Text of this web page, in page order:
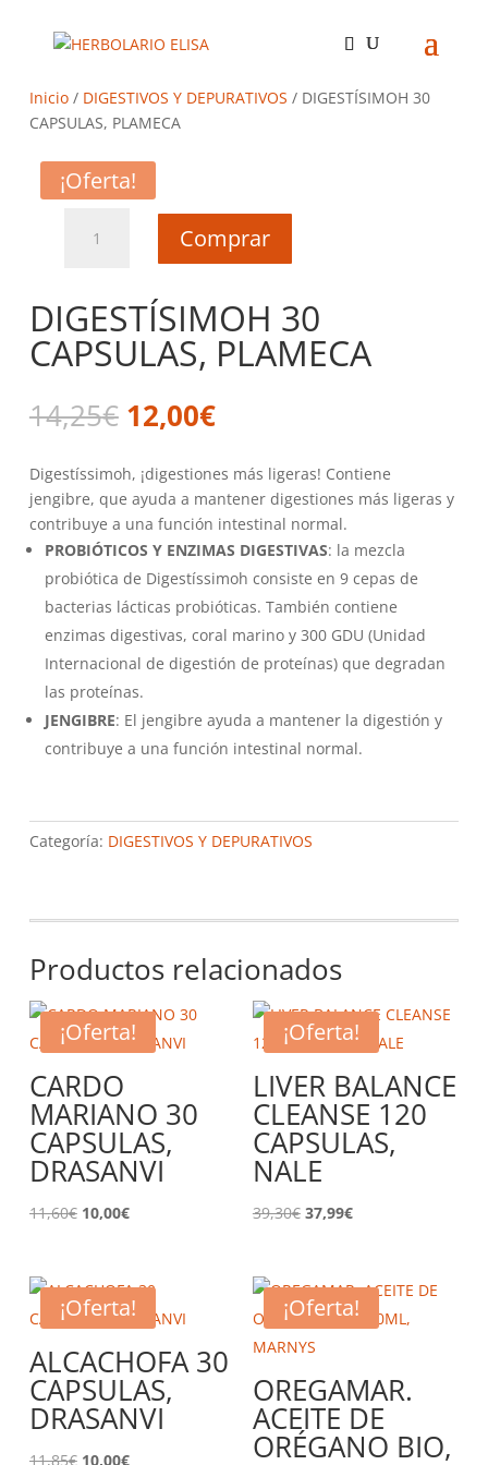
Inicio/ DIGESTIVOS Y DEPURATIVOS / DIGESTÍSIMOH 30
CAPSULAS, PLAMECA
¡Oferta!
DIGESTÍSIMOH
cantidad
Comprar
DIGESTÍSIMOH 30
CAPSULAS, PLAMECA
14,25€ El
precio
original
era:
14,25€.
12,00€El
precio
actual
es:
12,00€.
Digestíssimoh, ¡digestiones más ligeras! Contiene
jengibre, que ayuda a mantener digestiones más ligeras y
contribuye a una función intestinal normal.
PROBIÓTICOS Y ENZIMAS DIGESTIVAS: la mezcla
probiótica de Digestíssimoh consiste en 9 cepas de
bacterias lácticas probióticas. También contiene
enzimas digestivas, coral marino y 300 GDU (Unidad
Internacional de digestión de proteínas) que degradan
las proteínas.
JENGIBRE: El jengibre ayuda a mantener la digestión y
contribuye a una función intestinal normal.
Categoría: DIGESTIVOS Y DEPURATIVOS
Productos relacionados
¡Oferta!
CARDO
MARIANO 30
CAPSULAS,
DRASANVI
11,60€ El
era:
11,60€.
10,00€El
es:
10,00€.
¡Oferta!
LIVER BALANCE
CLEANSE 120
CAPSULAS,
NALE
39,30€ El
era:
39,30€.
37,99€El
es:
37,99€.
¡Oferta!
ALCACHOFA 30
CAPSULAS,
DRASANVI
11,85€ El
10,00€El
¡Oferta!
OREGAMAR.
ACEITE DE
ORÉGANO BIO,